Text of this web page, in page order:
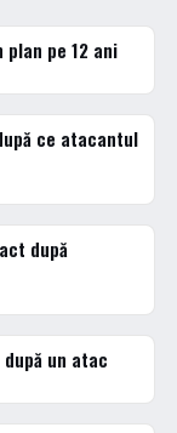
plan pe 12 ani
ce atacantul
după
un atac